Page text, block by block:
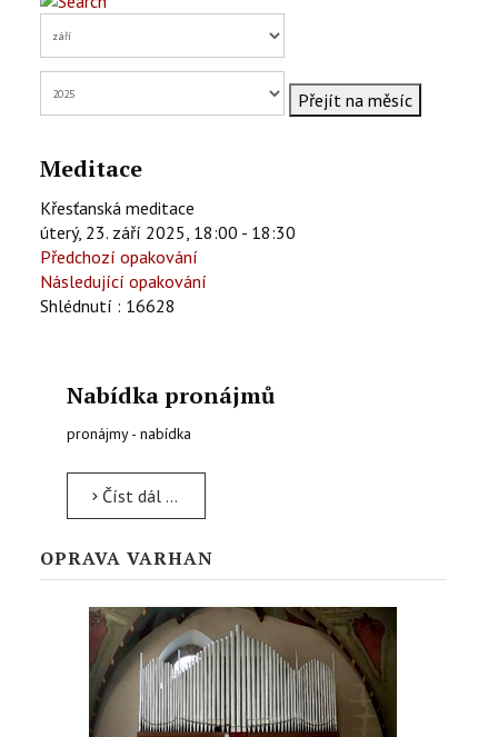
KONTAKTY
EN
Přejít na měsíc
Meditace
Křesťanská meditace
úterý, 23. září 2025, 18:00 - 18:30
Předchozí opakování
Následující opakování
Shlédnutí : 16628
Nabídka pronájmů
pronájmy - nabídka
Číst dál …
OPRAVA VARHAN